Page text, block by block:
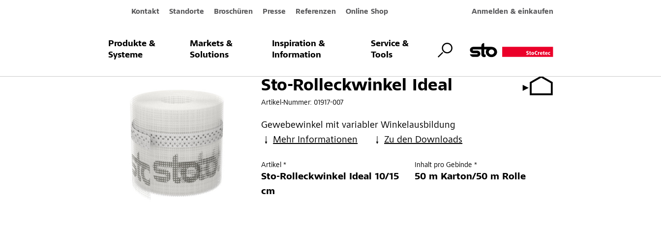
Kontakt Standorte Broschüren Presse Referenzen Online Shop Anmelden & einkaufen
Produkte &
Systeme
Markets &
Solutions
Inspiration &
Information
Service &
Tools
Produkte & Systeme Sto-Rolleckwinkel Ideal
Sto-Rolleckwinkel Ideal
Artikel-Nummer: 01917-007
Gewebewinkel mit variabler Winkelausbildung
Mehr Informationen
Zu den Downloads
Artikel *
Sto-Rolleckwinkel Ideal 10/15
cm
Inhalt pro Gebinde *
50 m Karton/50 m Rolle